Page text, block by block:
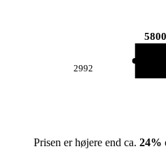
2992
5800
Prisen er højere end ca. 24%